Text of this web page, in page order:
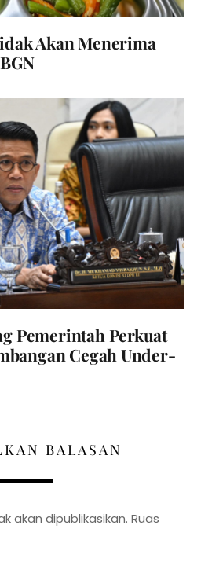
Akan Menerima
Pemerintah Perkuat
Cegah Under-
BALASAN
akan dipublikasikan. Ruas